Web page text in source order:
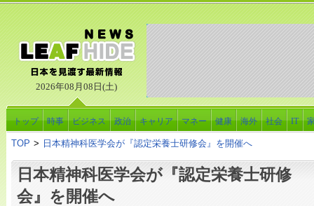
2026年08月08日(土)
トップ 時事 ビジネス 政治 キャリア マネー 健康 海外 社会 IT
TOP > 日本精神科医学会が『認定栄養士研修会』を開催へ
日本精神科医学会が『認定栄養士研修
会』を開催へ